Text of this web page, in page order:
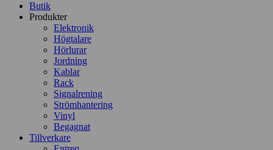
Butik
Produkter
Elektronik
Högtalare
Hörlurar
Jordning
Kablar
Rack
Signalrening
Strömhantering
Vinyl
Begagnat
Tillverkare